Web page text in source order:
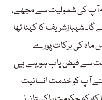
کہ آپ کی شمولیت سے مجھے،
گا۔ شہبازشریف کا کہنا تھا
ماہ کی برکات پورے
کی رحمت سے فیض یاب ہورہے ہیں
آپ کو خدمت انسانیت